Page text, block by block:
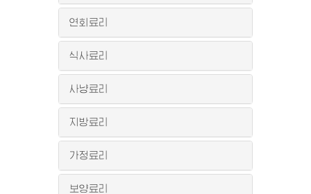
연회료리
식사료리
사냥료리
지방료리
가정료리
보양료리